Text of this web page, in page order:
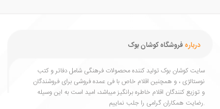
فروشگاه کوشان بوک
کوشان بوک تولید کننده محصولات فرهنگی شامل دفاتر و کتب
، و همچنین اقلام خاص با فی عمده فروشی برای فروشندگان
کنندگان اقلام خاطره برانگیز میباشد، امید است به این وسیله